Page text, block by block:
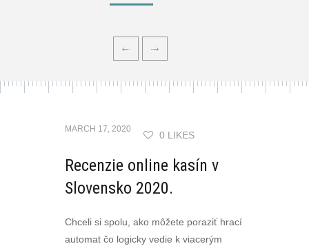
MARCH 17, 2020
0 LIKES
Recenzie online kasín v
Slovensko 2020.
Chceli si spolu, ako môžete poraziť hrací
automat čo logicky vedie k viacerým